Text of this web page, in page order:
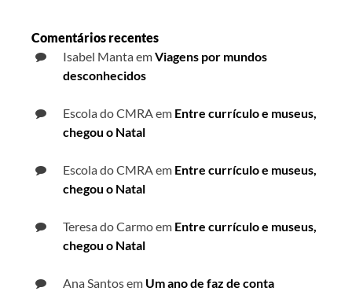
Comentários recentes
Isabel MantaemViagens por mundos
desconhecidos
Escola do CMRA em Entre currículo e museus,
chegou o Natal
Escola do CMRA em Entre currículo e museus,
chegou o Natal
Teresa do Carmoem Entre currículo e museus,
chegou o Natal
Ana Santosem Um ano de faz de conta